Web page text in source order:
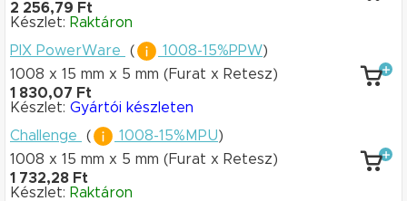
2 256,79 Ft
Készlet: Raktáron
PIX PowerWare
( 1008-15%PPW)
1008 x 15 mm x 5 mm (Furat x Retesz)
1 830,07 Ft
Készlet: Gyártói készleten
Challenge
( 1008-15%MPU)
1008 x 15 mm x 5 mm (Furat x Retesz)
1 732,28 Ft
Készlet: Raktáron